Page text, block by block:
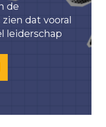
de
dat vooral
leiderschap